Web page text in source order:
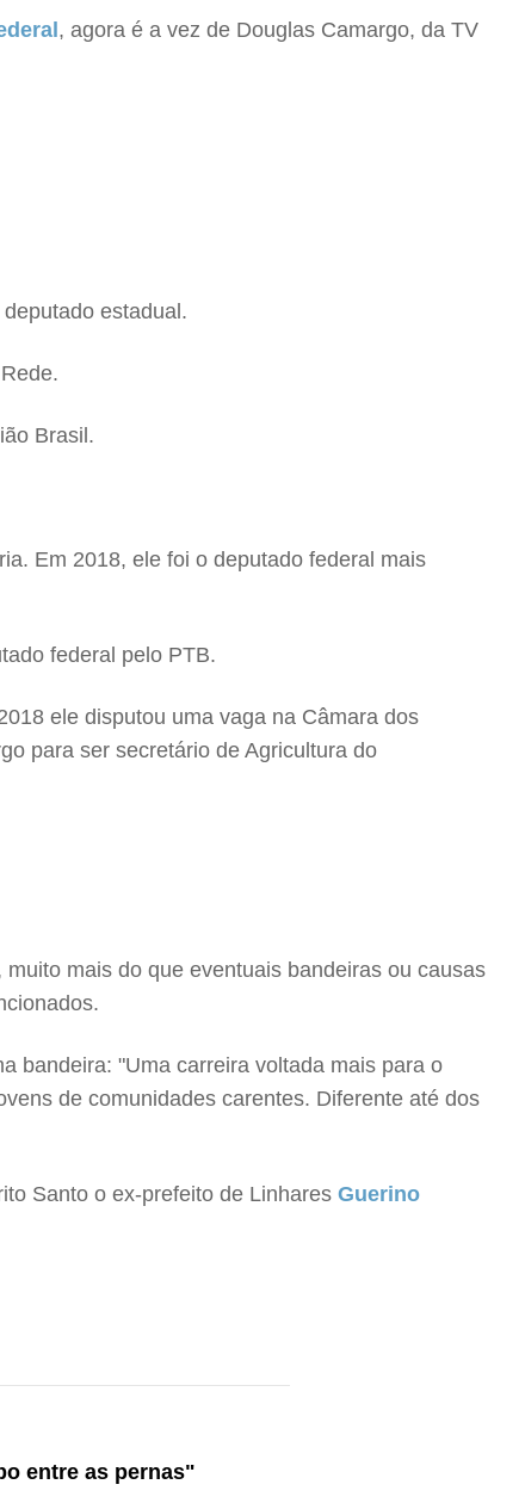
, agora é a vez de Douglas Camargo, da TV
estadual.
Brasil.
Em 2018, ele foi o deputado federal mais
federal pelo PTB.
ele disputou uma vaga na Câmara dos
para ser secretário de Agricultura do
mais do que eventuais bandeiras ou causas
bandeira: "Uma carreira voltada mais para o
de comunidades carentes. Diferente até dos
Santo o ex-prefeito de Linhares Guerino
entre as pernas"